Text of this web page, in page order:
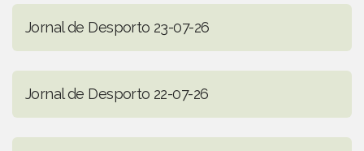
Jornal de Desporto 23-07-26
Jornal de Desporto 22-07-26